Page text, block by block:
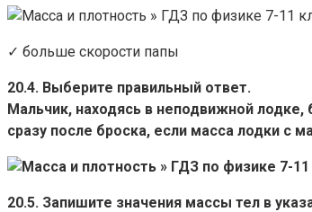
✓ больше скорости папы
20.4. Выберите правильный ответ.
Мальчик, находясь в неподвижной
сразу после броска, если масса лодки с
20.5. Запишите значения массы тел в